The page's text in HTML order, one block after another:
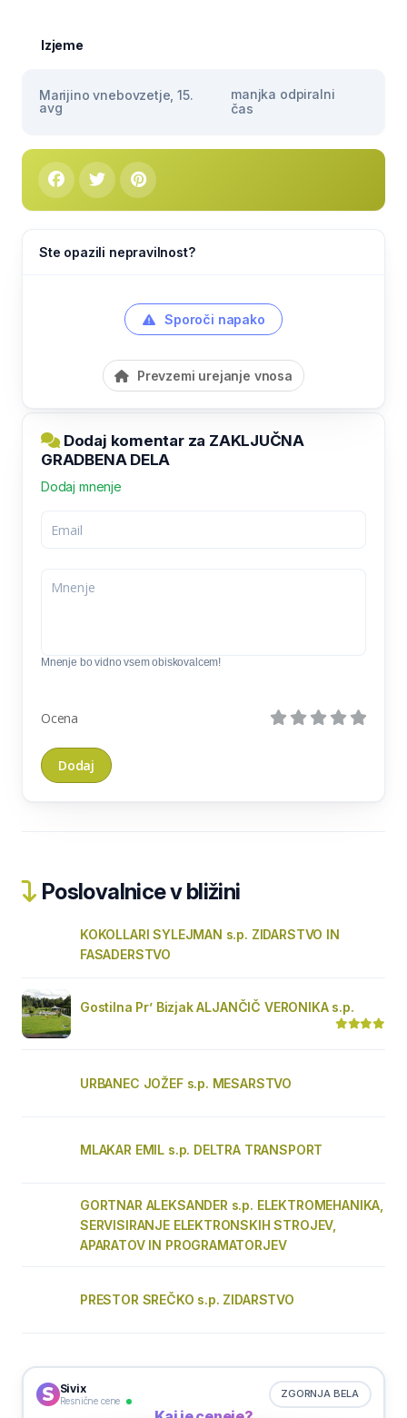
Izjeme
Marijino vnebovzetje, 15.
avg
manjka odpiralni
čas
Ste opazili nepravilnost?
Sporoči napako
Prevzemi urejanje vnosa
Dodaj komentar za ZAKLJUČNA
GRADBENA DELA
Dodaj mnenje
Mnenje bo vidno vsem obiskovalcem!
Ocena
Poslovalnice v bližini
KOKOLLARI SYLEJMAN s.p. ZIDARSTVO IN
FASADERSTVO
Gostilna Pr’ Bizjak ALJANČIČ VERONIKA s.p.
URBANEC JOŽEF s.p. MESARSTVO
MLAKAR EMIL s.p. DELTRA TRANSPORT
GORTNAR ALEKSANDER s.p. ELEKTROMEHANIKA,
SERVISIRANJE ELEKTRONSKIH STROJEV,
APARATOV IN PROGRAMATORJEV
PRESTOR SREČKO s.p. ZIDARSTVO
Sivix
Resnične cene
ZGORNJA BELA